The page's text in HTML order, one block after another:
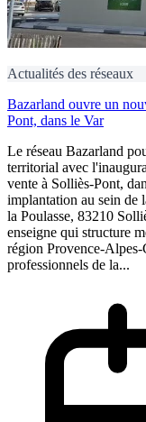
Actualités des réseaux
Bazarland ouvre un
Pont, dans le Var
Le réseau Bazarland
territorial avec
vente à Solliès-Pont,
implantation au sein
la Poulasse, 83210
enseigne qui structure
région Provence-
professionnels de la...